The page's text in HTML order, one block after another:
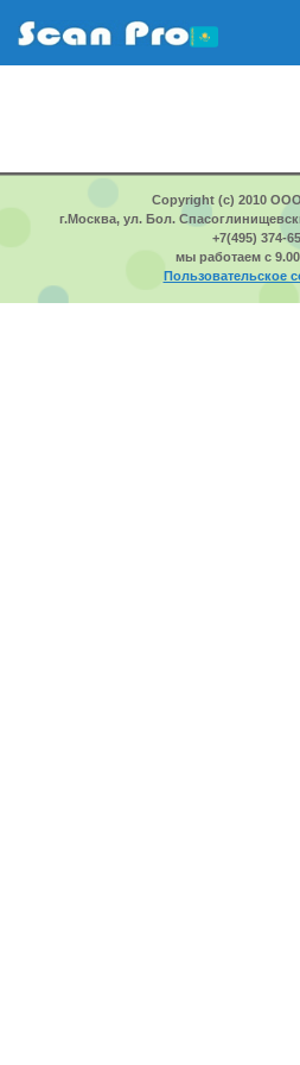
Copyright (c) 2010
г.Москва, ул. Бол.
+7(495) 374-
мы работаем с
Пользовательское